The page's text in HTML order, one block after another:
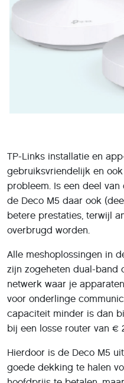
TP-Links installatie en
gebruiksvriendelijk en
probleem. Is een deel
de Deco M5 daar ook
betere prestaties, terwijl
overbrugd worden.
Alle meshoplossingen in
zijn zogeheten dual-band
netwerk waar je
voor onderlinge
capaciteit minder is dan
bij een losse router van €
Hierdoor is de Deco M5
goede dekking te halen